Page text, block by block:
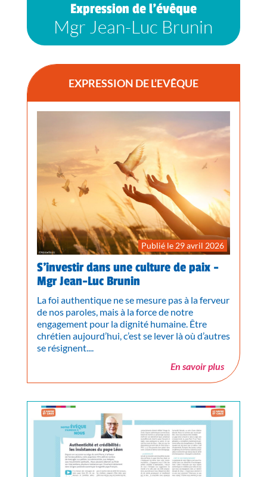
Expression de l’évêque
Mgr Jean-Luc Brunin
EXPRESSION DE L’EVÊQUE
Publié le 29 avril 2026
S’investir dans une culture de paix -
Mgr Jean-Luc Brunin
La foi authentique ne se mesure pas à la ferveur
de nos paroles, mais à la force de notre
engagement pour la dignité humaine. Être
chrétien aujourd’hui, c’est se lever là où d’autres
se résignent....
En savoir plus